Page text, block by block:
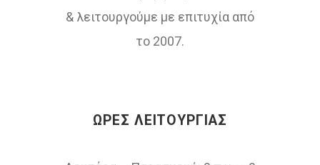
& λειτουργούμε με επιτυχία από
το 2007.
ΏΡΕΣ ΛΕΙΤΟΥΡΓΊΑΣ